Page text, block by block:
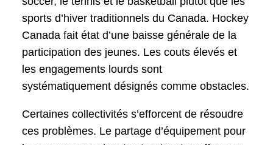
sports d’hiver traditionnels du Canada. Hockey
Canada fait état d’une baisse générale de la
participation des jeunes. Les couts élevés et
les engagements lourds sont
systématiquement désignés comme obstacles.
Certaines collectivités s’efforcent de résoudre
ces problèmes. Le partage d’équipement pour